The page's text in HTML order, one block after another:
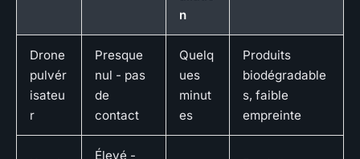
n
Drone
pulvér
isateu
r
Presque
nul - pas
de
contact
Quelq
ues
minut
es
Produits
biodégradable
s, faible
empreinte
Élevé -